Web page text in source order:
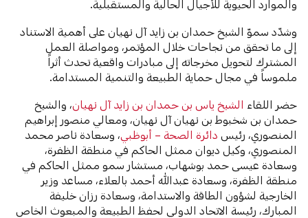
والموارد الحيوية للأجيال الحالية والمستقبلية.
وشدّد سموّ الشيخ حمدان بن زايد آل نهيان على أهمية الاستناد
إلى ما تحقق من نجاحات خلال المؤتمر، ومواصلة العمل
المشترك لتحويل مخرجاته إلى مبادرات واقعية تحدث أثراً
ملموساً في مجال حماية الطبيعة والتنمية المستدامة.
حضر اللقاء الشيخ ياس بن حمدان بن زايد آل نهيان، والشيخ
حمدان بن شخبوط بن نهيان آل نهيان، ومعالي منصور إبراهيم
المنصوري، رئيس دائرة الصحة – أبوظبي، وسعادة ناصر محمد
المنصوري، وكيل ديوان ممثل الحاكم في منطقة الظفرة،
وسعادة عيسى حمد بوشهاب، مستشار سمو ممثل الحاكم في
منطقة الظفرة، وسعادة عبدالله أحمد بالعلاء، مساعد وزير
الخارجية لشؤون الطاقة والاستدامة، وسعادة رزان خليفة
المبارك، رئيسة الاتحاد الدولي لحفظ الطبيعة والمبعوث الخاص